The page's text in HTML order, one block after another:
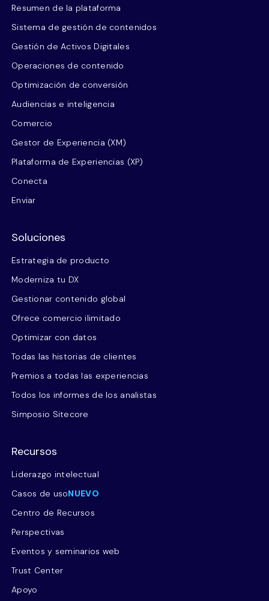
Resumen de la plataforma
Sistema de gestión de contenidos
Gestión de Activos Digitales
Operaciones de contenido
Optimización de conversión
Audiencias e inteligencia
Comercio
Gestor de Experiencia (XM)
Plataforma de Experiencias (XP)
Conecta
Enviar
Soluciones
Estrategia de producto
Moderniza tu DX
Gestionar contenido global
Ofrece comercio ilimitado
Optimizar con datos
Todas las historias de clientes
Premios a todas las experiencias
Todos los informes de los analistas
Simposio Sitecore
Recursos
Liderazgo intelectual
Casos de usoNUEVO
Centro de Recursos
Perspectivas
Eventos y seminarios web
Trust Center
Apoyo